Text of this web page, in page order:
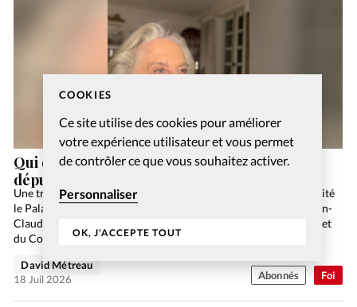
COOKIES
Ce site utilise des cookies pour améliorer
votre expérience utilisateur et vous permet
de contrôler ce que vous souhaitez activer.
Personnaliser
OK, J'ACCEPTE TOUT
Foi
Qui dites-vous que je suis? Avec l’ancienne
députée Georgina Dufoix
Une trentaine de lecteurs du Christianisme Aujourd’hui ont visité
le Palais fédéral, le 20 juin dernier. Accueillis par le pasteur Jean-
Claude Chabloz, ils ont assisté aux travaux du Conseil national et
du Conseil des États,…
David Métreau
18 Juil 2026
Abonnés